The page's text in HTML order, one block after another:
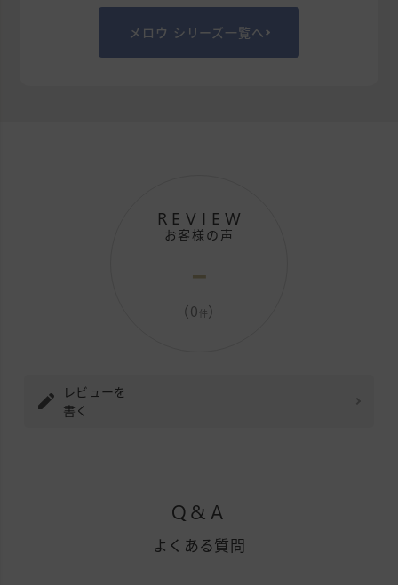
メロウ シリーズ一覧へ
REVIEW
お客様の声
-
（0 件）
レビューを
書く
Q&A
よくある質問